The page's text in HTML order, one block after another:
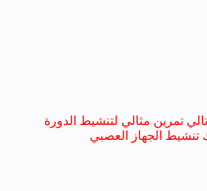
تمرين مثالي لتنشيط الدورة
تنشيط الجهاز العصبي